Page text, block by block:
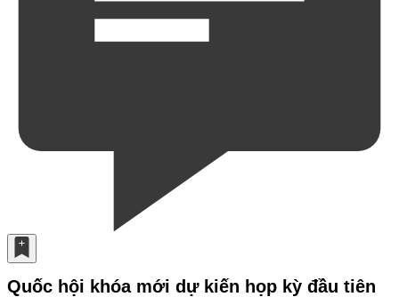
Quốc hội khóa mới dự kiến họp kỳ đầu tiên